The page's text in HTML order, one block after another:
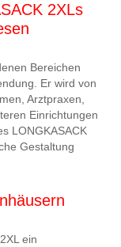
2XLs
Bereichen
Er wird von
Arztpraxen,
Einrichtungen
LONGKASACK
Gestaltung
ein